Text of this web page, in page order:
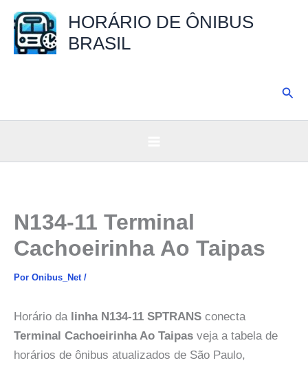
para
HORÁRIO DE ÔNIBUS
BRASIL
N134-11 Terminal
Cachoeirinha Ao Taipas
Por Onibus_Net /
Horário da linha N134-11 SPTRANS conecta
Terminal Cachoeirinha Ao Taipas veja a tabela de
horários de ônibus atualizados de São Paulo,